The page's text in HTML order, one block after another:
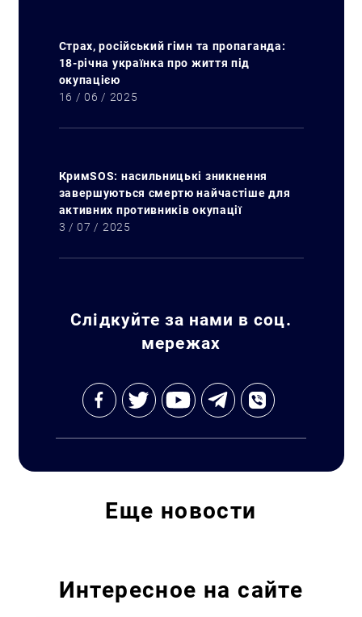
Страх, російський гімн та пропаганда:
18-річна українка про життя під
окупацією
16 / 06 / 2025
КримSOS: насильницькі зникнення
завершуються смертю найчастіше для
активних противників окупації
3 / 07 / 2025
Слідкуйте за нами в соц.
мережах
Еще новости
Интересное на сайте